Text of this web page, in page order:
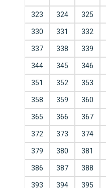
323 324 325
330 331 332
337 338 339
344 345 346
351 352 353
358 359 360
365 366 367
372 373 374
379 380 381
386 387 388
393 394 395